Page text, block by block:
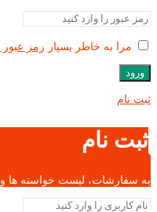
مرا به خاطر بسپار رمز
ورود
ثبت نام
ثبت نام
به سفارشات، لیست خواسته ها و